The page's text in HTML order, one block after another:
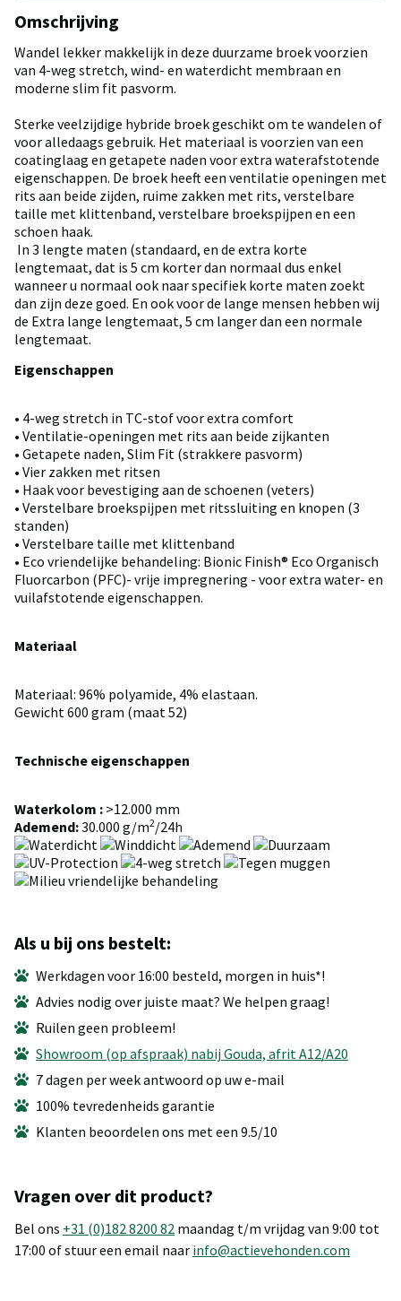
Omschrijving
Wandel lekker makkelijk in deze duurzame broek voorzien
van 4-weg stretch, wind- en waterdicht membraan en
moderne slim fit pasvorm.
Sterke veelzijdige hybride broek geschikt om te wandelen of
voor alledaags gebruik. Het materiaal is voorzien van een
coatinglaag en getapete naden voor extra waterafstotende
eigenschappen. De broek heeft een ventilatie openingen met
rits aan beide zijden, ruime zakken met rits, verstelbare
taille met klittenband, verstelbare broekspijpen en een
schoen haak.
In 3 lengte maten (standaard, en de extra korte
lengtemaat, dat is 5 cm korter dan normaal dus enkel
wanneer u normaal ook naar specifiek korte maten zoekt
dan zijn deze goed. En ook voor de lange mensen hebben wij
de Extra lange lengtemaat, 5 cm langer dan een normale
lengtemaat.
Eigenschappen
• 4-weg stretch in TC-stof voor extra comfort
• Ventilatie-openingen met rits aan beide zijkanten
• Getapete naden, Slim Fit (strakkere pasvorm)
• Vier zakken met ritsen
• Haak voor bevestiging aan de schoenen (veters)
• Verstelbare broekspijpen met ritssluiting en knopen (3
standen)
• Verstelbare taille met klittenband
• Eco vriendelijke behandeling: Bionic Finish® Eco Organisch
Fluorcarbon (PFC)- vrije impregnering - voor extra water- en
vuilafstotende eigenschappen.
Materiaal
Materiaal: 96% polyamide, 4% elastaan.
Gewicht 600 gram (maat 52)
Technische eigenschappen
Waterkolom : >12.000 mm
Ademend:30.000 g/m2/24h
Als u bij ons bestelt:
Werkdagen voor 16:00 besteld, morgen in huis*!
Advies nodig over juiste maat? We helpen graag!
Ruilen geen probleem!
Showroom (op afspraak) nabij Gouda, afrit A12/A20
7 dagen per week antwoord op uw e-mail
100% tevredenheids garantie
Klanten beoordelen ons met een 9.5/10
Vragen over dit product?
Bel ons +31 (0)182 8200 82 maandag t/m vrijdag van 9:00 tot
17:00 of stuur een email naar info@actievehonden.com